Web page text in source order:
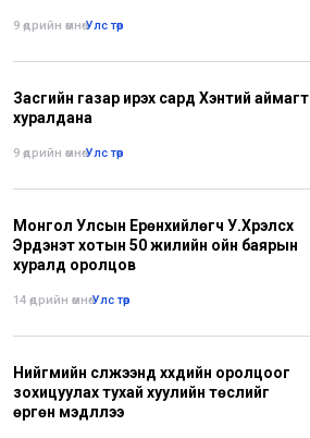
9 өдрийн өмнө•Улс төр
Засгийн газар ирэх сард Хэнтий аймагт
хуралдана
9 өдрийн өмнө•Улс төр
Монгол Улсын Ерөнхийлөгч У.Хүрэлсүх
Эрдэнэт хотын 50 жилийн ойн баярын
хуралд оролцов
14 өдрийн өмнө•Улс төр
Нийгмийн сүлжээнд хүүхдийн оролцоог
зохицуулах тухай хуулийн төслийг
өргөн мэдүүллээ